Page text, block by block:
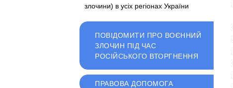
злочини) в усіх регіонах України
ПОВІДОМИТИ ПРО ВОЄННИЙ
ЗЛОЧИН ПІД ЧАС
РОСІЙСЬКОГО ВТОРГНЕННЯ
ПРАВОВА ДОПОМОГА